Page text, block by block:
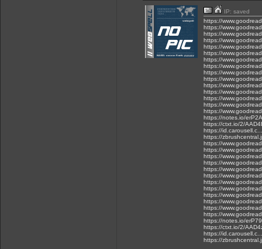
IP: saved
https://
https://
https://
https://
https://
https://
https://
https://
https://
https://
https://
https://
https://
https://
https://
https://notes.io/erP2A
https://ctxt.io/2/
https://
https://
https://
https://
https://
https://
https://
https://
https://
https://
https://
https://
https://
https://
https://notes.io/erP79
https://ctxt.io/2/
https://
https://